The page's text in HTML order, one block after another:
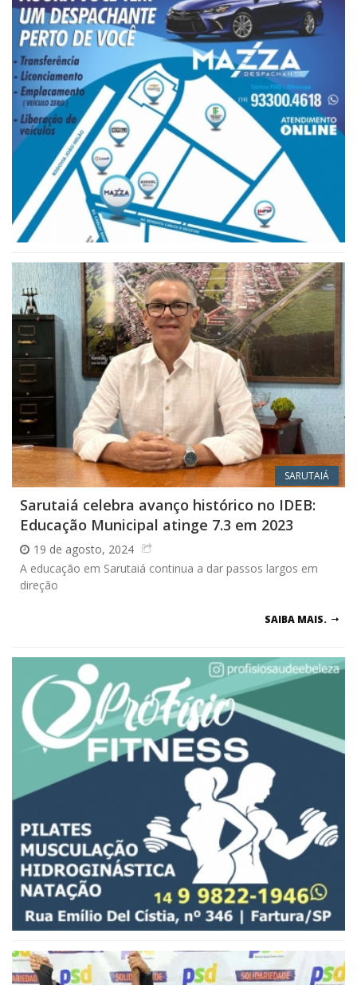
SARUTAIÁ
Sarutaiá celebra avanço histórico no IDEB:
Educação Municipal atinge 7.3 em 2023
19 de agosto, 2024
A educação em Sarutaiá continua a dar passos largos em
direção
SAIBA MAIS.